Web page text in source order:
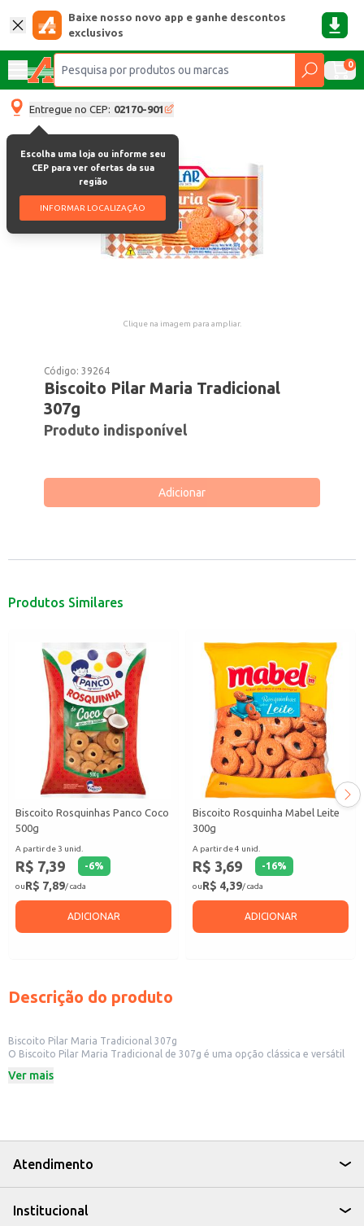
Baixe nosso novo app e ganhe descontos
exclusivos
0
Entregue no CEP: 02170-901
Escolha uma loja ou informe seu
CEP para ver ofertas da sua
região
INFORMAR LOCALIZAÇÃO
Clique na imagem para ampliar.
Código:39264
Biscoito Pilar Maria Tradicional
307g
Produto indisponível
Adicionar
Produtos Similares
Biscoito Rosquinhas Panco Coco
500g
A partir de 3 unid.
R$ 7,39 -6%
ouR$ 7,89/ cada
ADICIONAR
Biscoito Rosquinha Mabel Leite
300g
A partir de 4 unid.
R$ 3,69 -16%
ouR$ 4,39/ cada
ADICIONAR
Descrição do produto
Biscoito Pilar Maria Tradicional 307g
O Biscoito Pilar Maria Tradicional de 307g é uma opção clássica e versátil
ter em casa, no escritório ou para revenda em pequenos comércios, este
Pode ser consumido puro ou utilizado em receitas, como pavês e tortas.
Ideal para oferecer em eventos e reuniões informais.
Com o Biscoito Pilar Maria Tradicional, você tem um produto com sabor e
Ver mais
Atendimento
Institucional